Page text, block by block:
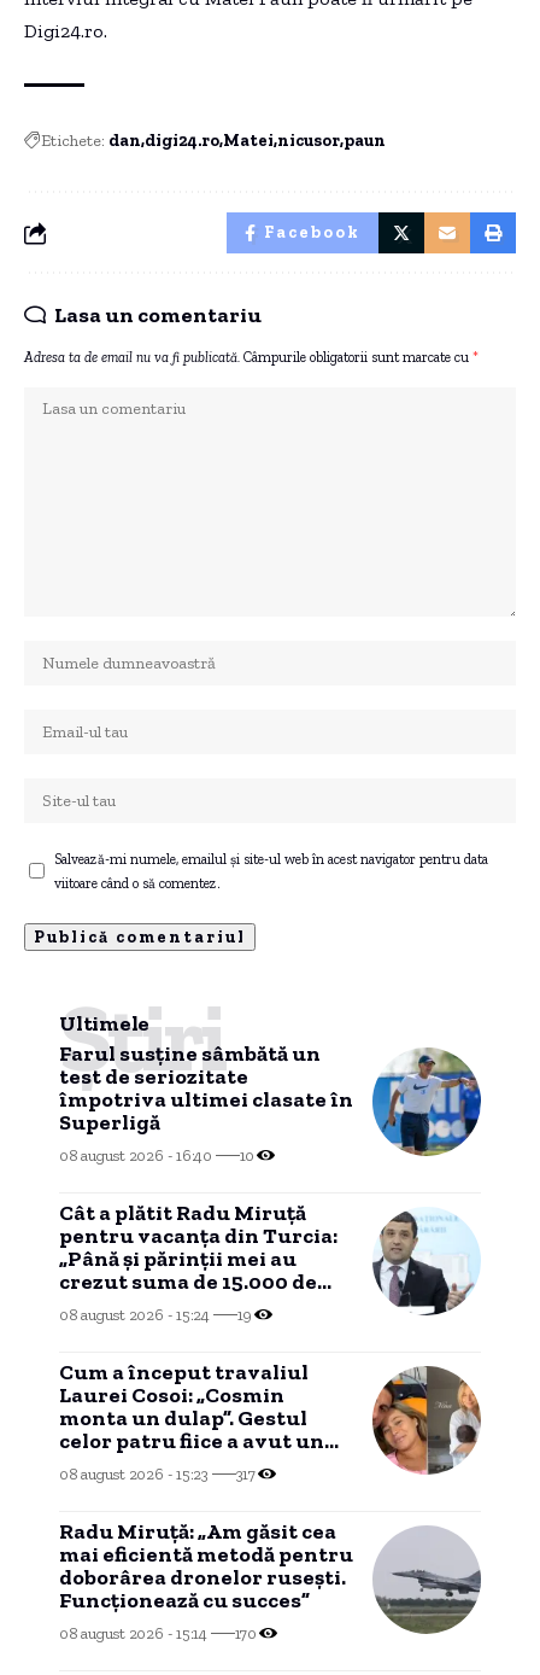
Digi24.ro.
Etichete: dan digi24.ro Matei nicusor paun
Facebook
Lasa un comentariu
Adresa ta de email nu va fi publicată. Câmpurile obligatorii sunt marcate cu *
Salvează-mi numele, emailul și site-ul web în acest navigator pentru data
viitoare când o să comentez.
Ultimele
Știri
Farul susține sâmbătă un
test de seriozitate
împotriva ultimei clasate în
Superligă
08 august 2026 - 16:40 10
Cât a plătit Radu Miruță
pentru vacanța din Turcia:
„Până și părinții mei au
crezut suma de 15.000 de
euro”
08 august 2026 - 15:24 19
Cum a început travaliul
Laurei Cosoi: „Cosmin
monta un dulap”. Gestul
celor patru fiice a avut un
impact profund asupra ei.
08 august 2026 - 15:23 317
Radu Miruță: „Am găsit cea
mai eficientă metodă pentru
doborârea dronelor rusești.
Funcționează cu succes”
08 august 2026 - 15:14 170